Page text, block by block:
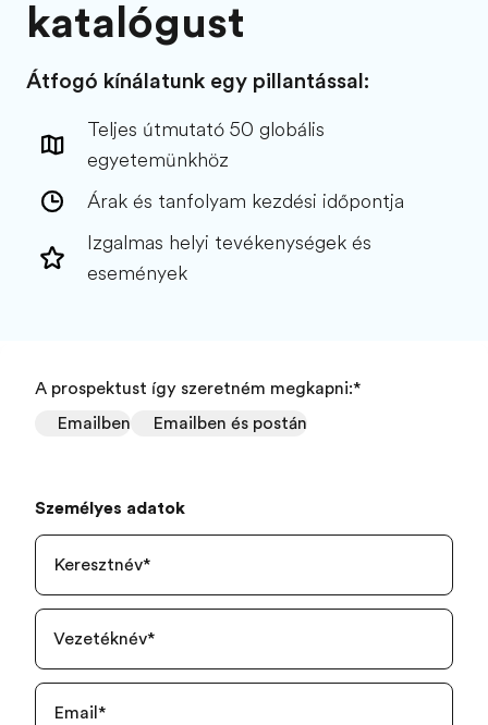
katalógust
Átfogó kínálatunk egy pillantással:
Teljes útmutató 50 globális
egyetemünkhöz
Árak és tanfolyam kezdési időpontja
Izgalmas helyi tevékenységek és
események
A prospektust így szeretném megkapni:*
Emailben
Emailben és postán
Személyes adatok
Keresztnév*
Vezetéknév*
Email *